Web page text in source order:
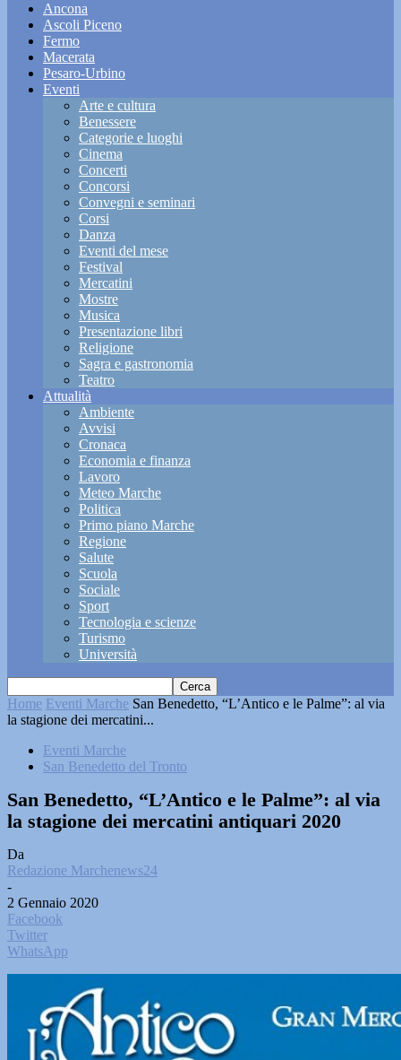
Ancona
Ascoli Piceno
Fermo
Macerata
Pesaro-Urbino
Eventi
Arte e cultura
Benessere
Categorie e luoghi
Cinema
Concerti
Concorsi
Convegni e seminari
Corsi
Danza
Eventi del mese
Festival
Mercatini
Mostre
Musica
Presentazione libri
Religione
Sagra e gastronomia
Teatro
Attualità
Ambiente
Avvisi
Cronaca
Economia e finanza
Lavoro
Meteo Marche
Politica
Primo piano Marche
Regione
Salute
Scuola
Sociale
Sport
Tecnologia e scienze
Turismo
Università
Home Eventi Marche San Benedetto, “L’Antico e le Palme”: al via
la stagione dei mercatini...
Eventi Marche
San Benedetto del Tronto
San Benedetto, “L’Antico e le Palme”: al via
la stagione dei mercatini antiquari 2020
Da
Redazione Marchenews24
-
2 Gennaio 2020
Facebook
Twitter
WhatsApp